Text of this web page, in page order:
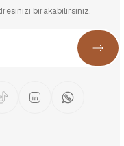
bırakabilirsiniz.